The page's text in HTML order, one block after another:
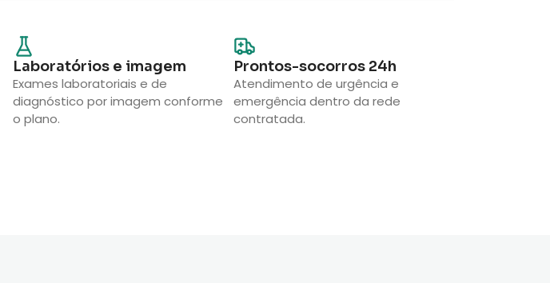
Laboratórios e imagem
Exames laboratoriais e de
diagnóstico por imagem conforme
o plano.
Prontos-socorros 24h
Atendimento de urgência e
emergência dentro da rede
contratada.